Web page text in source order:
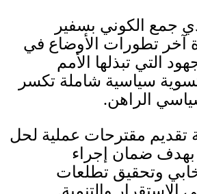
جمع الكوني بسفير
آخر تطورات الأوضاع في
التي تبذلها الأمم
تسوية سياسية شاملة تكسر
الراهن.
تقديم مقترحات عملية لحل
بهدف ضمان إجراء
وتحقيق تطلعات